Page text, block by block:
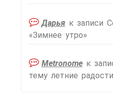
Дарьяк записи
«Зимнее утро»
Metronomeк
тему летние радости